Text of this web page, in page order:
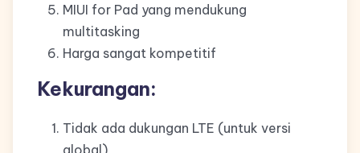
MIUI for Pad yang mendukung
multitasking
Harga sangat kompetitif
Kekurangan:
Tidak ada dukungan LTE (untuk versi